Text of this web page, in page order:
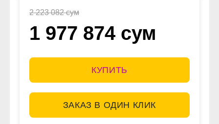
2 223 082 сум
1 977 874 сум
КУПИТЬ
ЗАКАЗ В ОДИН КЛИК